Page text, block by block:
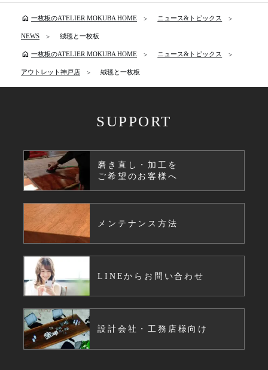
home 一枚板のATELIER MOKUBA HOME ニュース&トピックス
NEWS 絨毯と一枚板
home 一枚板のATELIER MOKUBA HOME ニュース&トピックス
アウトレット神戸店 絨毯と一枚板
SUPPORT
磨き直し・加工を
ご希望のお客様へ
メンテナンス方法
LINEからお問い合わせ
設計会社・工務店様向け